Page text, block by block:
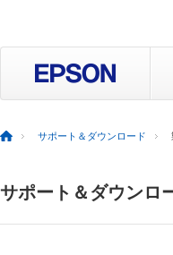
サポート＆ダウンロード
サポート＆ダウンロ